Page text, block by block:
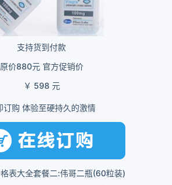
支持货到付款
原价880元 官方促销价
￥ 598 元
订购 体验至硬持久的激情
表大全套餐二:伟哥二瓶(60粒装)